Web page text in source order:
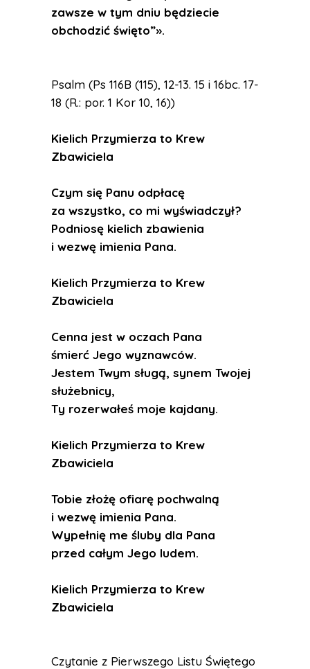
zawsze w tym dniu będziecie
obchodzić święto”».
Psalm (Ps 116B (115), 12-13. 15 i 16bc. 17-
18 (R.: por. 1 Kor 10, 16))
Kielich Przymierza to Krew
Zbawiciela
Czym się Panu odpłacę
za wszystko, co mi wyświadczył?
Podniosę kielich zbawienia
i wezwę imienia Pana.
Kielich Przymierza to Krew
Zbawiciela
Cenna jest w oczach Pana
śmierć Jego wyznawców.
Jestem Twym sługą, synem Twojej
służebnicy,
Ty rozerwałeś moje kajdany.
Kielich Przymierza to Krew
Zbawiciela
Tobie złożę ofiarę pochwalną
i wezwę imienia Pana.
Wypełnię me śluby dla Pana
przed całym Jego ludem.
Kielich Przymierza to Krew
Zbawiciela
Czytanie z Pierwszego Listu Świętego